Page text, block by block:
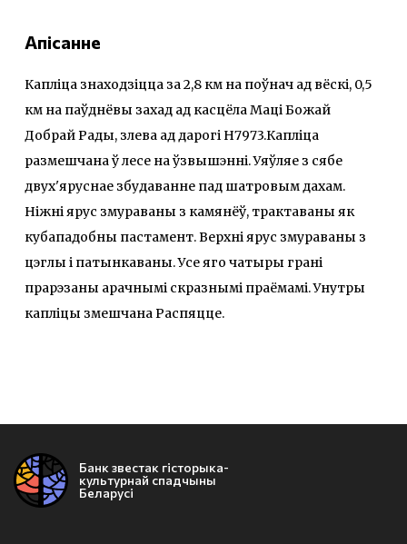
Апісанне
Капліца знаходзіцца за 2,8 км на поўнач ад вёскі, 0,5
км на паўднёвы захад ад касцёла Маці Божай
Добрай Рады, злева ад дарогі Н7973.Капліца
размешчана ў лесе на ўзвышэнні. Уяўляе з сябе
двух'яруснае збудаванне пад шатровым дахам.
Ніжні ярус змураваны з камянёў, трактаваны як
кубападобны пастамент. Верхні ярус змураваны з
цэглы і патынкаваны. Усе яго чатыры грані
прарэзаны арачнымі скразнымі праёмамі. Унутры
капліцы змешчана Распяцце.
Банк звестак гісторыка-
культурнай спадчыны
Беларусі